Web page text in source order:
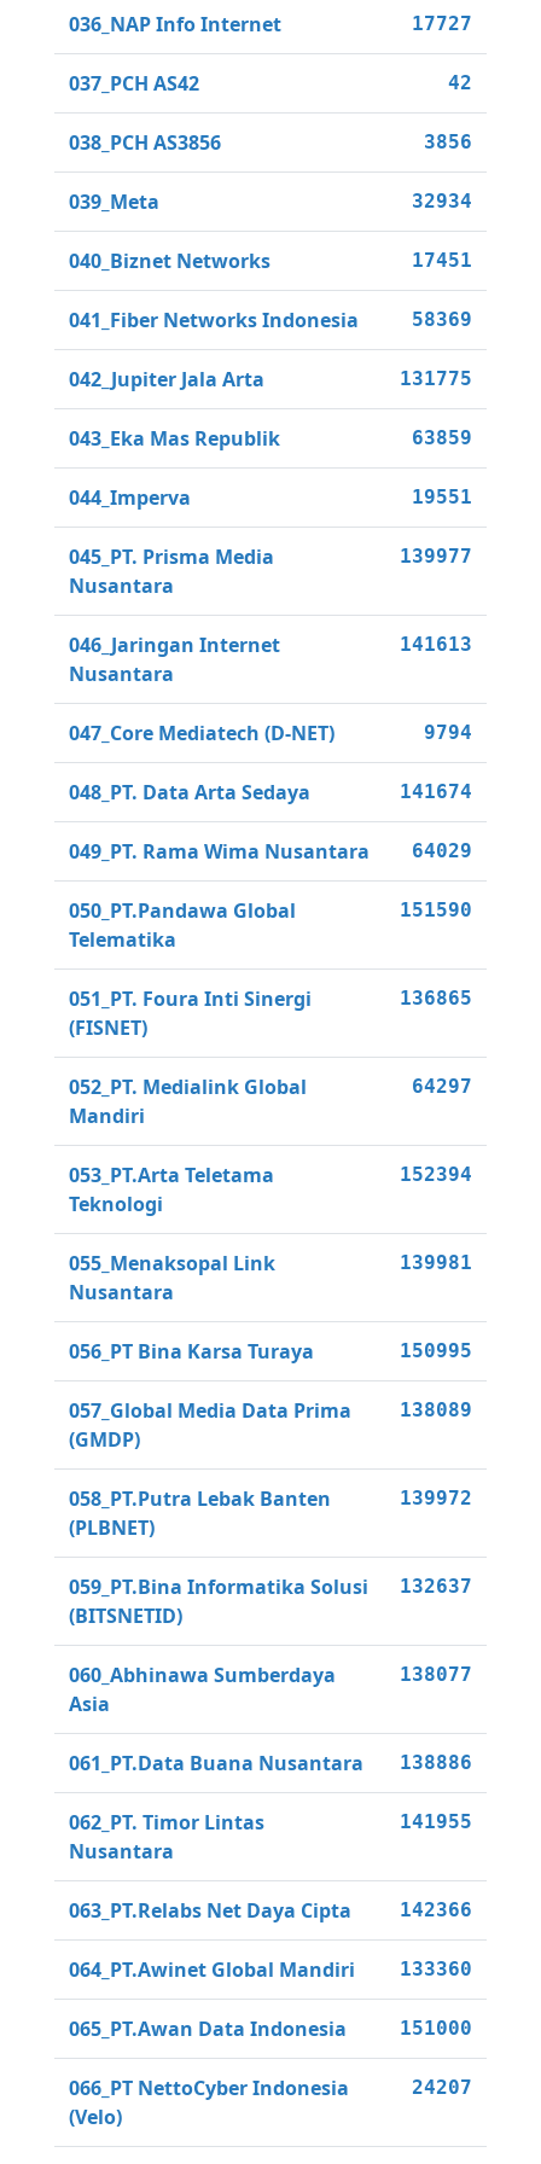
036_NAP Info Internet 17727
037_PCH AS42 42
038_PCH AS3856 3856
039_Meta 32934
040_Biznet Networks 17451
041_Fiber Networks Indonesia 58369
042_Jupiter Jala Arta 131775
043_Eka Mas Republik 63859
044_Imperva 19551
045_PT. Prisma Media
Nusantara
139977
046_Jaringan Internet
Nusantara
141613
047_Core Mediatech (D-NET) 9794
048_PT. Data Arta Sedaya 141674
049_PT. Rama Wima Nusantara 64029
050_PT.Pandawa Global
Telematika
151590
051_PT. Foura Inti Sinergi
(FISNET)
136865
052_PT. Medialink Global
Mandiri
64297
053_PT.Arta Teletama
Teknologi
152394
055_Menaksopal Link
Nusantara
139981
056_PT Bina Karsa Turaya 150995
057_Global Media Data Prima
(GMDP)
138089
058_PT.Putra Lebak Banten
(PLBNET)
139972
059_PT.Bina Informatika Solusi
(BITSNETID)
132637
060_Abhinawa Sumberdaya
Asia
138077
061_PT.Data Buana Nusantara 138886
062_PT. Timor Lintas
Nusantara
141955
063_PT.Relabs Net Daya Cipta 142366
064_PT.Awinet Global Mandiri 133360
065_PT.Awan Data Indonesia 151000
066_PT NettoCyber Indonesia
(Velo)
24207